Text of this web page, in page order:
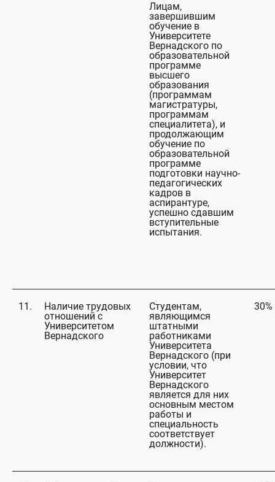
Лицам,
завершившим
обучение в
Университете
Вернадского по
образовательной
программе
высшего
образования
(программам
магистратуры,
программам
специалитета), и
продолжающим
обучение по
образовательной
программе
подготовки научно-
педагогических
кадров в
аспирантуре,
успешно сдавшим
вступительные
испытания.
11.
Наличие трудовых
отношений с
Университетом
Вернадского
Студентам,
являющимся
штатными
работниками
Университета
Вернадского (при
условии, что
Университет
Вернадского
является для них
основным местом
работы и
специальность
соответствует
должности).
30%